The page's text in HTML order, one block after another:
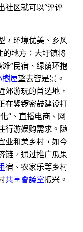
社区就可以“评评
，环境优美、乡风
的地方：大圩镇将
”民宿、绿荫环抱
樹屋望去皆是景。
郊游玩的首选地，
在紧锣密鼓建设打
”、直播电商、网
行游娱购需求。随
业和美乡村，如今
链，通过推广瓜果
宿、农家乐等乡村
共享會議室振兴。